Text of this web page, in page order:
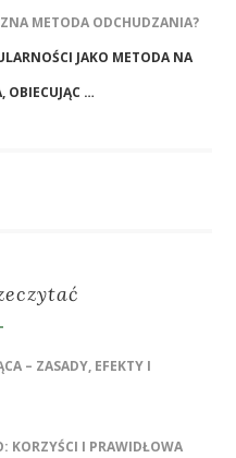
METODA ODCHUDZANIA?
JAKO METODA NA
OBIECUJĄC …
– ZASADY, EFEKTY I
KORZYŚCI I PRAWIDŁOWA